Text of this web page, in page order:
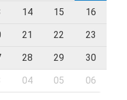
14 15 16
21 22 23
28 29 30
04 05 06